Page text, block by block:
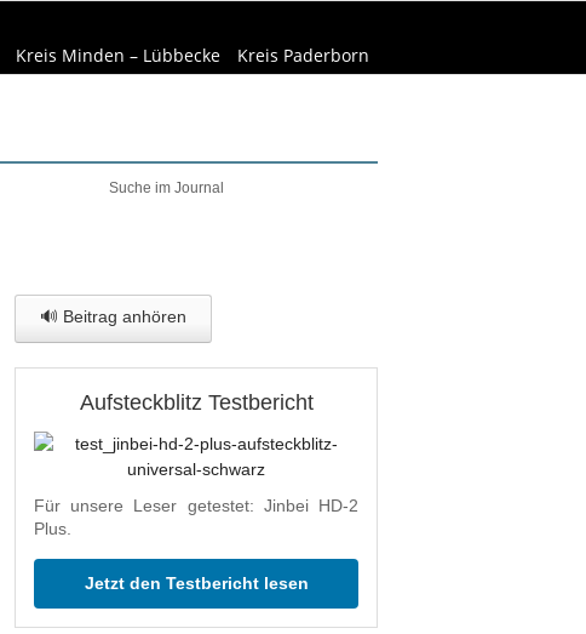
Kreis Minden – Lübbecke Kreis Paderborn
🔊 Beitrag anhören
Aufsteckblitz Testbericht
Für unsere Leser getestet: Jinbei HD-2
Plus.
Jetzt den Testbericht lesen